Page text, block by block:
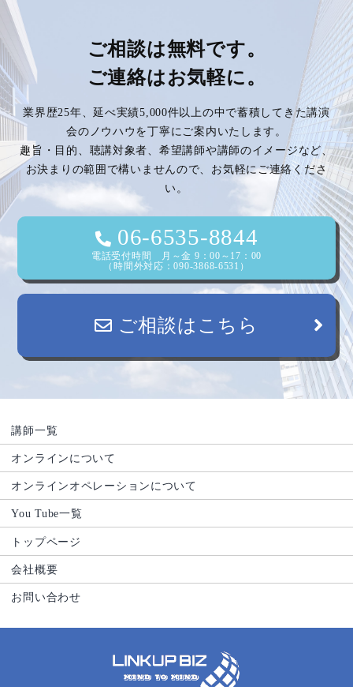
ナ
ビ
ゲ
ー
シ
ョ
ン
ご相談は無料です。
ご連絡はお気軽に。
業界歴25年、延べ実績5,000件以上の中で蓄積してきた講演
会のノウハウを丁寧にご案内いたします。
趣旨・目的、聴講対象者、希望講師や講師のイメージなど、
お決まりの範囲で構いませんので、お気軽にご連絡くださ
い。
06-6535-8844
電話受付時間 月～金 9：00～17：00
（時間外対応：090-3868-6531）
ご相談はこちら
講師一覧
オンラインについて
オンラインオペレーションについて
You Tube一覧
トップページ
会社概要
お問い合わせ